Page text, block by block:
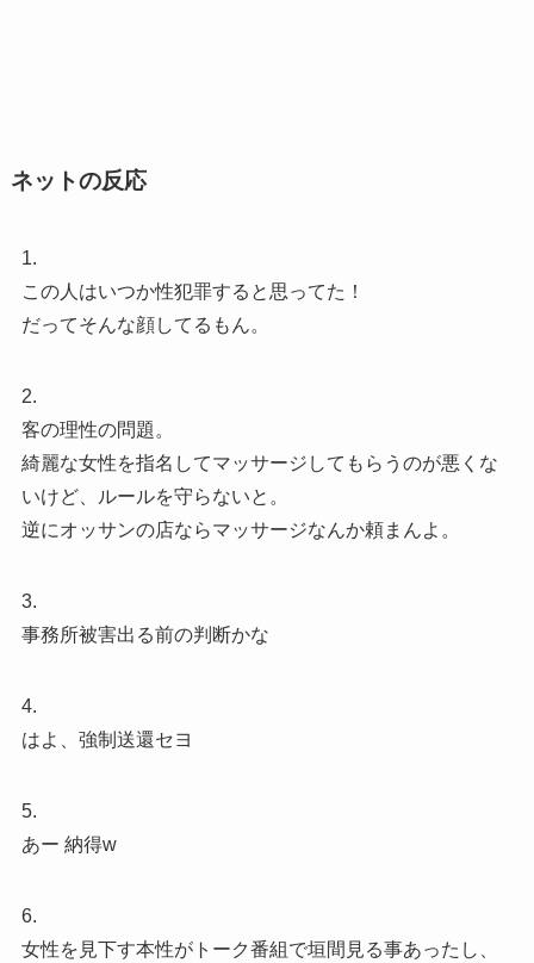
ネットの反応
1.
この人はいつか性犯罪すると思ってた！
だってそんな顔してるもん。
2.
客の理性の問題。
綺麗な女性を指名してマッサージしてもらうのが悪くな
いけど、ルールを守らないと。
逆にオッサンの店ならマッサージなんか頼まんよ。
3.
事務所被害出る前の判断かな
4.
はよ、強制送還セヨ
5.
あー 納得w
6.
女性を見下す本性がトーク番組で垣間見る事あったし、